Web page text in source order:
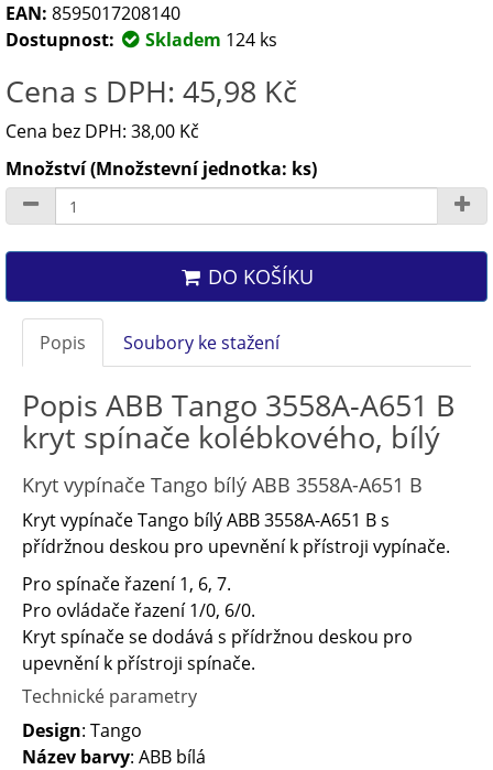
EAN: 8595017208140
Dostupnost:
Skladem 124 ks
Cena s DPH: 45,98 Kč
Cena bez DPH: 38,00 Kč
Množství (Množstevní jednotka: ks)
DO KOŠÍKU
Popis Soubory ke stažení
Popis ABB Tango 3558A-A651 B
kryt spínače kolébkového, bílý
Kryt vypínače Tango bílý ABB 3558A-A651 B
Kryt vypínače Tango bílý ABB 3558A-A651 B s
přídržnou deskou pro upevnění k přístroji vypínače.
Pro spínače řazení 1, 6, 7.
Pro ovládače řazení 1/0, 6/0.
Kryt spínače se dodává s přídržnou deskou pro
upevnění k přístroji spínače.
Technické parametry
Design: Tango
Název barvy: ABB bílá